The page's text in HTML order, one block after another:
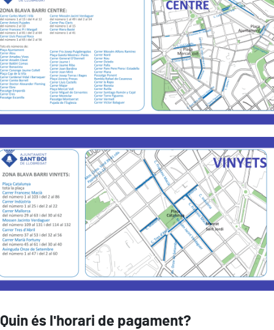
Quin és l'horari de pagament?